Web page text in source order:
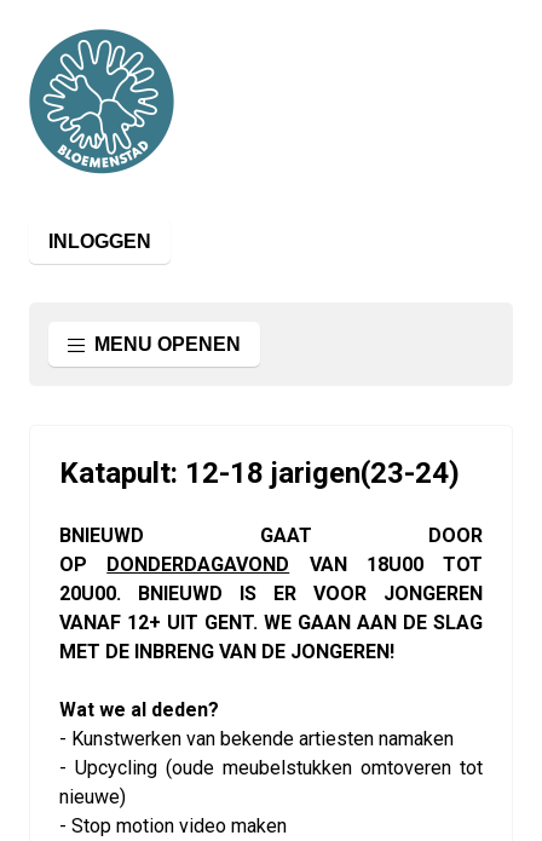
INLOGGEN
MENU OPENEN
Katapult: 12-18 jarigen(23-24)
BNIEUWD GAAT DOOR
OP
DONDERDAGAVOND VAN 18U00 TOT
20U00. BNIEUWD IS ER VOOR JONGEREN
VANAF 12+ UIT GENT. WE GAAN AAN DE SLAG
MET DE INBRENG VAN DE JONGEREN!
Wat we al deden?
- Kunstwerken van bekende artiesten namaken
- Upcycling (oude meubelstukken omtoveren tot
nieuwe)
- Stop motion video maken